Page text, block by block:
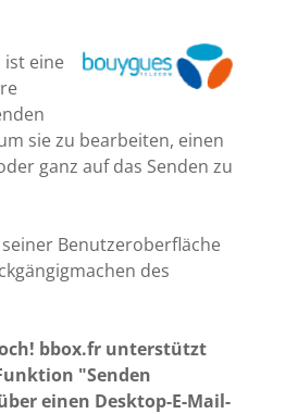
ist eine
sie zu bearbeiten, einen
ganz auf das Senden zu
Benutzeroberfläche
des
bbox.fr unterstützt
"Senden
einen Desktop-E-Mail-